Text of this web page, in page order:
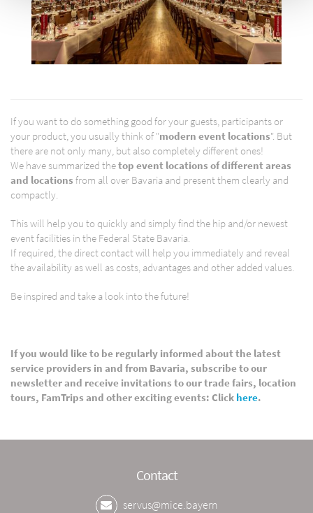
If you want to do something good for your guests, participants or
your product, you usually think of "modern event locations". But
there are not only many, but also completely different ones!
We have summarized thetop event locations of different areas
and locations from all over Bavaria and present them clearly and
compactly.
This will help you to quickly and simply find the hip and/or newest
event facilities in the Federal State Bavaria.
If required, the direct contact will help you immediately and reveal
the availability as well as costs, advantages and other added values.
Be inspired and take a look into the future!
If you would like to be regularly informed about the latest
service providers in and from Bavaria, subscribe to our
newsletter and receive invitations to our trade fairs, location
tours, FamTrips and other exciting events: Click here.
Contact
servus@mice.bayern